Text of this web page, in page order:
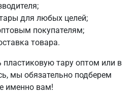
для любых целей;
покупателям;
товара.
пластиковую тару оптом или в
мы обязательно подберем
именно вам!